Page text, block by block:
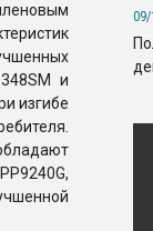
и
изгибе
09/